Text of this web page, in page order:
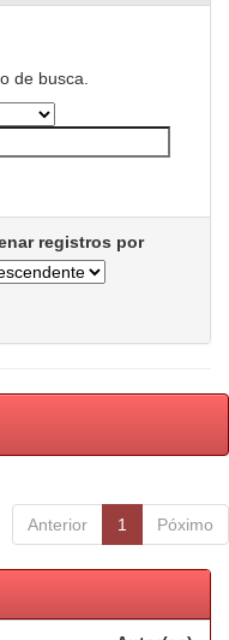
de busca.
registros por
Anterior 1 Póximo